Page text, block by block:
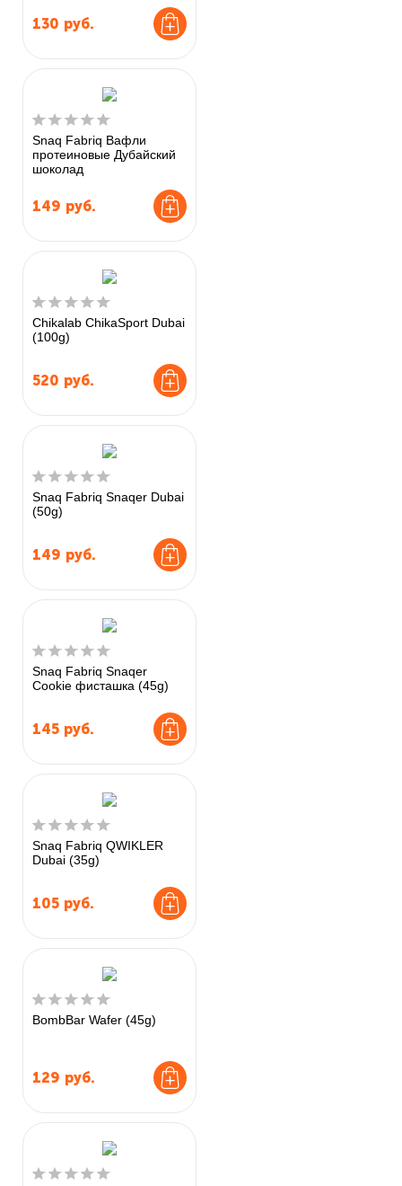
130 руб.
Snaq Fabriq Вафли
протеиновые Дубайский
шоколад
149 руб.
Chikalab ChikaSport Dubai
(100g)
520 руб.
Snaq Fabriq Snaqer Dubai
(50g)
149 руб.
Snaq Fabriq Snaqer
Cookie фисташка (45g)
145 руб.
Snaq Fabriq QWIKLER
Dubai (35g)
105 руб.
BombBar Wafer (45g)
129 руб.